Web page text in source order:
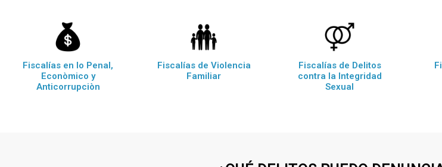
Fiscalías en lo Penal,
Econòmico y
Anticorrupciòn
Fiscalías de Violencia
Familiar
Fiscalías de Delitos
contra la Integridad
Sexual